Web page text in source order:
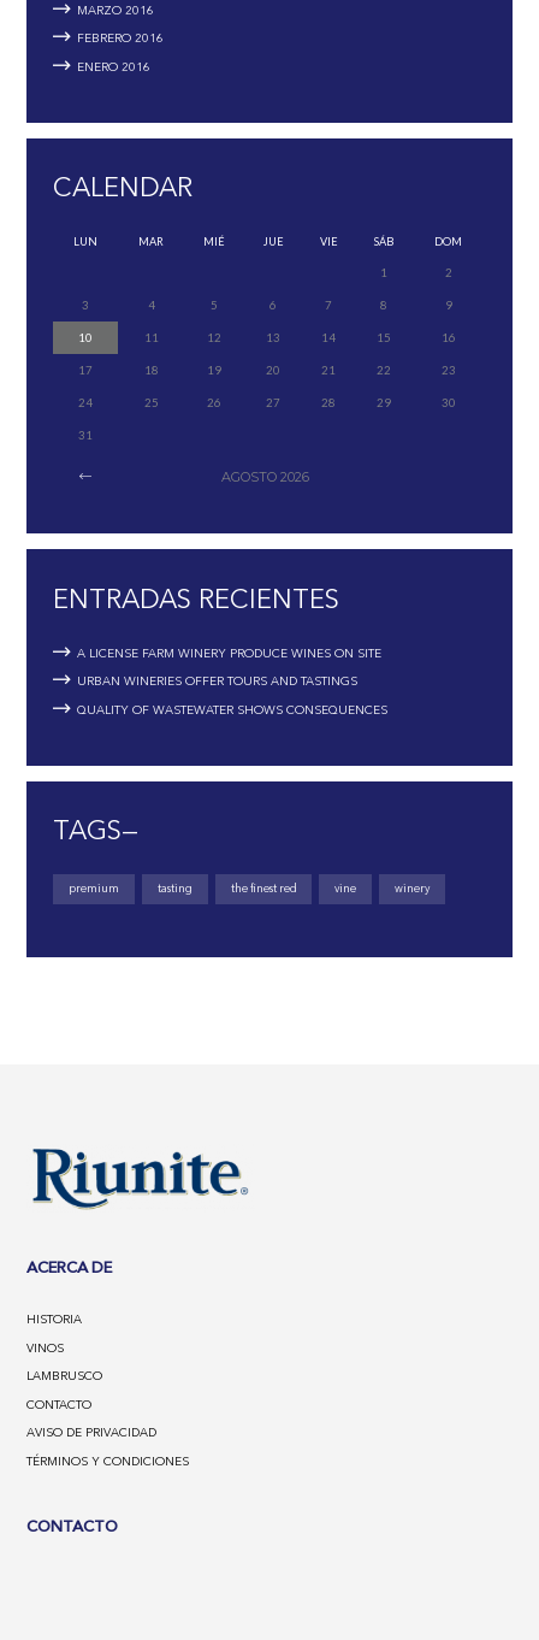
MARZO2016
FEBRERO2016
ENERO2016
CALENDAR
LUN MAR MIÉ JUE VIE SÁB DOM
1 2
3 4 5 6 7 8 9
10 11 12 13 14 15 16
17 18 19 20 21 22 23
24 25 26 27 28 29 30
31
AGOSTO 2026
ENTRADAS RECIENTES
A LICENSE FARM WINERY PRODUCE WINES ON SITE
URBAN WINERIES OFFER TOURS AND TASTINGS
QUALITY OF WASTEWATER SHOWS CONSEQUENCES
TAGS—
premium tasting the finest red vine winery
ACERCA DE
HISTORIA
VINOS
LAMBRUSCO
CONTACTO
AVISO DE PRIVACIDAD
TÉRMINOS Y CONDICIONES
CONTACTO